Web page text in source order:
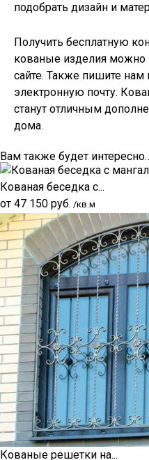
подобрать дизайн и
Получить бесплатную
кованые изделия можно
сайте. Также пишите
электронную почту.
станут отличным
дома.
Вам также будет
Кованая беседка с...
от 47 150 руб. /кв.м
Кованые решетки на...